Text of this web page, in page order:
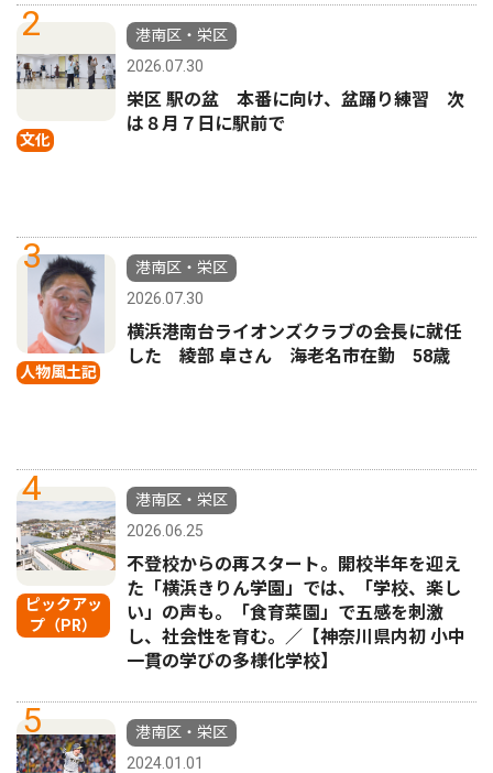
2
文化
港南区・栄区
2026.07.30
栄区 駅の盆 本番に向け、盆踊り練習 次
は８月７日に駅前で
3
人物風土記
港南区・栄区
2026.07.30
横浜港南台ライオンズクラブの会長に就任
した 綾部 卓さん 海老名市在勤 58歳
4
ピックアッ
プ（PR）
港南区・栄区
2026.06.25
不登校からの再スタート。開校半年を迎え
た「横浜きりん学園」では、「学校、楽し
い」の声も。「食育菜園」で五感を刺激
し、社会性を育む。／【神奈川県内初 小中
一貫の学びの多様化学校】
5
港南区・栄区
2024.01.01